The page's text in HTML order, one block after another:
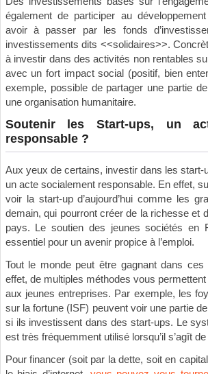
également de participer au
avoir à passer par les fonds
investissements dits <<solidaires>>.
à investir dans des activités non rentables
avec un fort impact social (positif, bien
exemple, possible de partager une partie
une organisation humanitaire.
Soutenir les Start-ups, un
responsable ?
Aux yeux de certains, investir dans les start-
un acte socialement responsable. En effet,
voir la start-up d’aujourd’hui comme les
demain, qui pourront créer de la richesse et
pays. Le soutien des jeunes sociétés en
essentiel pour un avenir propice à l’emploi.
Tout le monde peut être gagnant dans
effet, de multiples méthodes vous permettent
aux jeunes entreprises. Par exemple, les
sur la fortune (ISF) peuvent voir une partie
si ils investissent dans des start-ups. Le
est très fréquemment utilisé lorsqu’il s’agît
Pour financer (soit par la dette, soit en